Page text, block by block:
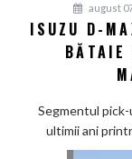
august
ISUZU D-
BĂTAIE
Segmentul
ultimii ani